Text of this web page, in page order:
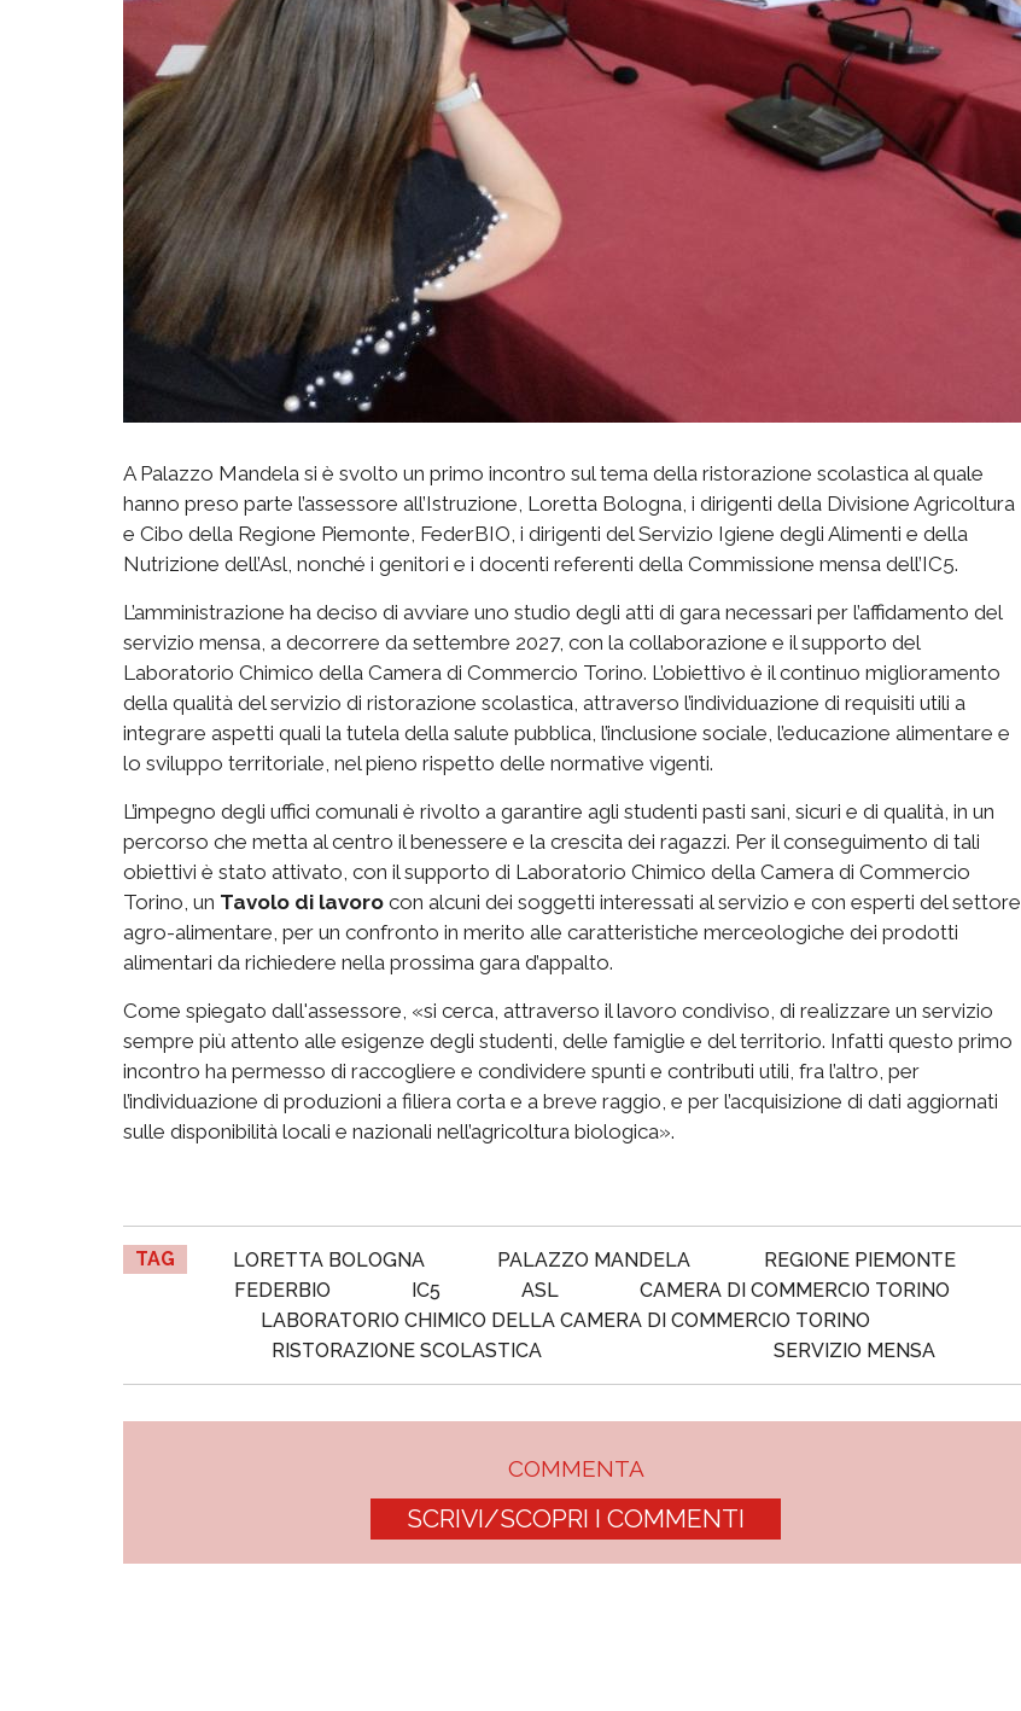
A Palazzo Mandela si è svolto un primo incontro sul tema della ristorazione scolastica al quale
hanno preso parte l’assessore all’Istruzione, Loretta Bologna, i dirigenti della Divisione Agricoltura
e Cibo della Regione Piemonte, FederBIO, i dirigenti del Servizio Igiene degli Alimenti e della
Nutrizione dell’Asl, nonché i genitori e i docenti referenti della Commissione mensa dell’IC5.
L’amministrazione ha deciso di avviare uno studio degli atti di gara necessari per l’affidamento del
servizio mensa, a decorrere da settembre 2027, con la collaborazione e il supporto del
Laboratorio Chimico della Camera di Commercio Torino. L’obiettivo è il continuo miglioramento
della qualità del servizio di ristorazione scolastica, attraverso l’individuazione di requisiti utili a
integrare aspetti quali la tutela della salute pubblica, l’inclusione sociale, l’educazione alimentare e
lo sviluppo territoriale, nel pieno rispetto delle normative vigenti.
L’impegno degli uffici comunali è rivolto a garantire agli studenti pasti sani, sicuri e di qualità, in un
percorso che metta al centro il benessere e la crescita dei ragazzi. Per il conseguimento di tali
obiettivi è stato attivato, con il supporto di Laboratorio Chimico della Camera di Commercio
Torino, un Tavolo di lavoro con alcuni dei soggetti interessati al servizio e con esperti del settore
agro-alimentare, per un confronto in merito alle caratteristiche merceologiche dei prodotti
alimentari da richiedere nella prossima gara d’appalto.
Come spiegato dall'assessore, «si cerca, attraverso il lavoro condiviso, di realizzare un servizio
sempre più attento alle esigenze degli studenti, delle famiglie e del territorio. Infatti questo primo
incontro ha permesso di raccogliere e condividere spunti e contributi utili, fra l’altro, per
l’individuazione di produzioni a filiera corta e a breve raggio, e per l’acquisizione di dati aggiornati
sulle disponibilità locali e nazionali nell’agricoltura biologica».
TAG LORETTA BOLOGNA PALAZZO MANDELA
REGIONE PIEMONTE
FEDERBIO
IC5 ASL
CAMERA DI COMMERCIO TORINO
LABORATORIO CHIMICO DELLA CAMERA DI COMMERCIO TORINO
RISTORAZIONE SCOLASTICA
SERVIZIO MENSA
COMMENTA
SCRIVI/SCOPRI I COMMENTI